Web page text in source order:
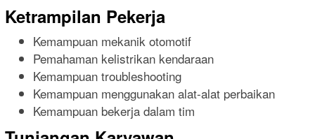
Ketrampilan Pekerja
Kemampuan mekanik otomotif
Pemahaman kelistrikan kendaraan
Kemampuan troubleshooting
Kemampuan menggunakan alat-alat perbaikan
Kemampuan bekerja dalam tim